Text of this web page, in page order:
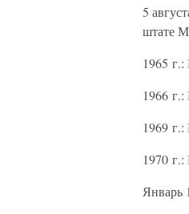
5
штате
1965
1966
1969
1970
Январь